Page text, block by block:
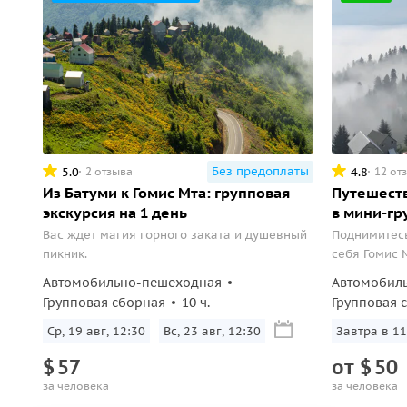
5.0 2 отзыва Без предоплаты
Из Батуми к Гомис Мта: групповая
экскурсия на 1 день
Вас ждет магия горного заката и душевный
пикник.
Автомобильно-пешеходная
Групповая сборная
10 ч.
Ср, 19 авг, 12:30 Вс, 23 авг, 12:30
$57
за человека
4.8 12
в мини-
себя Гомис
Групповая
Завтра в
от $50
за человека